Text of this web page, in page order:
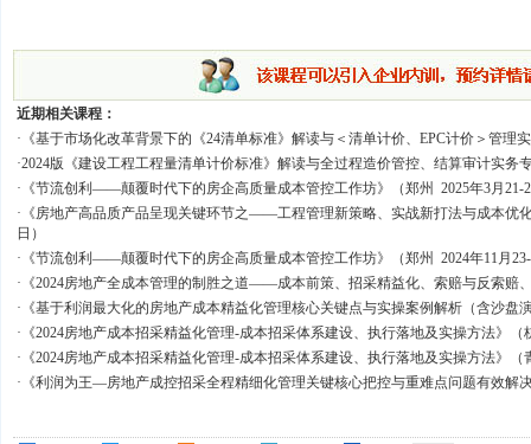
近期相关课程：
· 《基于市场化改革背景下的《24清单标准》解读与＜清单计价、EPC计价＞管理
·2024版《建设工程工程量清单计价标准》解读与全过程造价管控、结算审计实务
· 《节流创利——颠覆时代下的房企高质量成本管控工作坊》
（郑州 2025年3月21-
· 《房地产高品质产品呈现关键环节之——工程管理新策略、实战新打法与成本优
日）
· 《节流创利——颠覆时代下的房企高质量成本管控工作坊》
（郑州 2024年11月
· 《2024房地产全成本管理的制胜之道——成本前策、招采精益化、索赔与反索赔
· 《基于利润最大化的房地产成本精益化管理核心关键点与实操案例解析（含沙盘
· 《2024房地产成本招采精益化管理-成本招采体系建设、执行落地及实操方法》
· 《2024房地产成本招采精益化管理-成本招采体系建设、执行落地及实操方法》
· 《利润为王—房地产成控招采全程精细化管理关键核心把控与重难点问题有效解